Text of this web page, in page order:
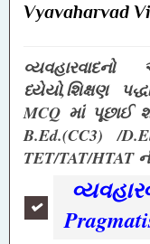
Vyavaharvad
વ્યવહારવાદનો
ધ્યેયો,શિક્ષણ
MCQ માં પૂછાઈ
B.Ed.(CC3) /
TET/TAT/HTAT